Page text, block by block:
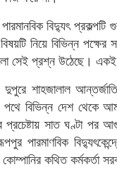
বিদ্যুৎ
নিয়ে বিভিন্ন
সেই প্রশ্ন উঠেছে। একই
দুপুরে শাহজালাল
বিভিন্ন দেশ থেকে
প্রচেষ্টায় সাত ঘণ্টা পর
পারমাণবিক
কোম্পানির কথিত কর্মকর্তা